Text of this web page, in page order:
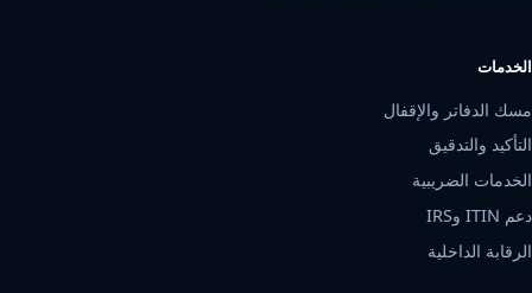
الخدمات
مسك الدفاتر والإقفال
التأكيد والتدقيق
الخدمات الضريبية
دعم ITIN وIRS
الرقابة الداخلية